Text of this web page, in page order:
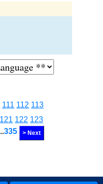
111 112 113
121 122 123
335 > Next